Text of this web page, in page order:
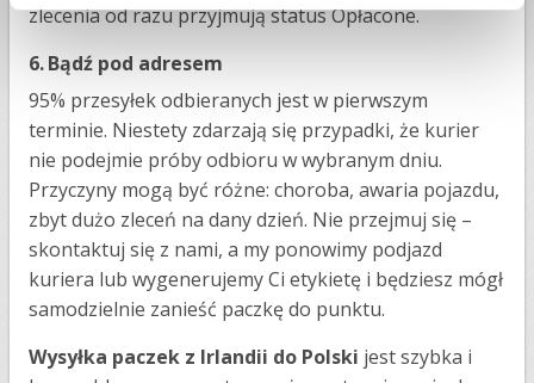
zlecenia od razu przyjmują status Opłacone.
6.Bądź pod adresem
95% przesyłek odbieranych jest w pierwszym
terminie. Niestety zdarzają się przypadki, że kurier
nie podejmie próby odbioru w wybranym dniu.
Przyczyny mogą być różne: choroba, awaria pojazdu,
zbyt dużo zleceń na dany dzień. Nie przejmuj się –
skontaktuj się z nami, a my ponowimy podjazd
kuriera lub wygenerujemy Ci etykietę i będziesz mógł
samodzielnie zanieść paczkę do punktu.
Wysyłka paczek z Irlandii do Polski jest szybka i